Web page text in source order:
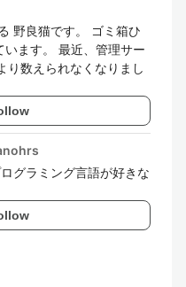
野良猫です。 ゴミ箱ひ
います。 最近、管理サー
り数えられなくなりまし
グラミング言語が好きな